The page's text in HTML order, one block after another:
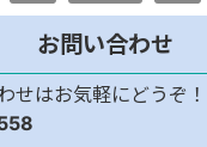
お問い合わせ
せはお気軽にどうぞ！